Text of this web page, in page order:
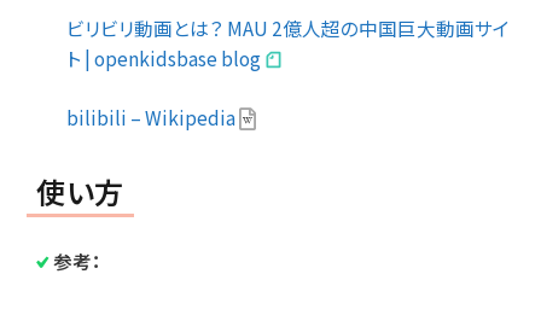
ビリビリ動画とは？ MAU 2億人超の中国巨大動画サイ
ト | openkidsbase blog
bilibili – Wikipedia
使い方
参考：